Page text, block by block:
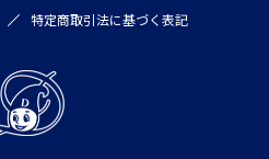
特定商取引法に基づく表記